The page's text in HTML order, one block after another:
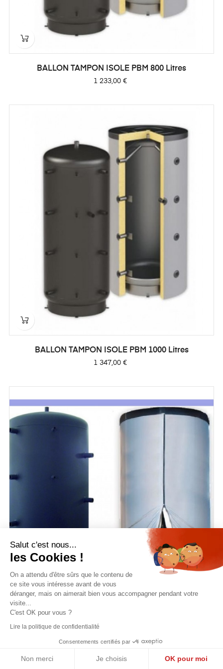
BALLON TAMPON ISOLE PBM 800 Litres
Prix
1 233,00 €
BALLON TAMPON ISOLE PBM 1000 Litres
Prix
1 347,00 €
BALLON TAMPON ISOLE SGB 800 Litres
Prix
1 226,06 €
Salut c'est nous...
les Cookies !
On a attendu d'être sûrs que le contenu de
ce site vous intéresse avant de vous
déranger, mais on aimerait bien vous accompagner pendant votre
visite...
C'est OK pour vous ?
Lire la politique de confidentialité
Consentements certifiés par
Non merci Je choisis OK pour moi